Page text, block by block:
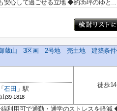
安心して過ごせる立地 ◆約35坪のゆと...
蔵山 3区画 2号地 売土地 建築条件
「石田 」駅
39-1818
徒歩
利用可で通勤・通学のストレスを軽減